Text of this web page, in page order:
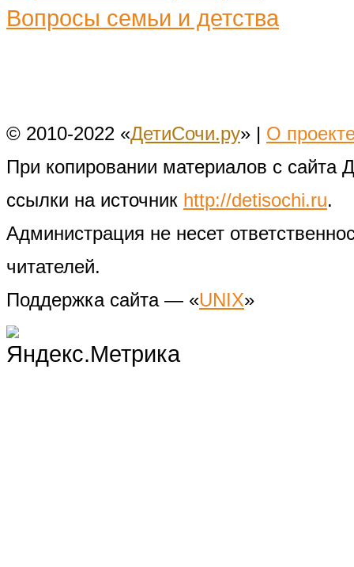
Вопросы семьи и детства
© 2010-2022 «ДетиСочи.ру» | О
При копировании материалов с сайта
ссылки на источник http://detisochi.ru.
Администрация не несет
читателей.
Поддержка сайта — «UNIX»